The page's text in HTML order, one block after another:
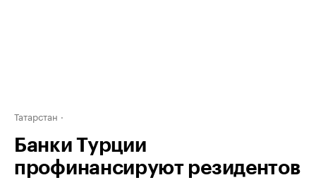
Татарстан
Банки Турции
профинансируют резидентов